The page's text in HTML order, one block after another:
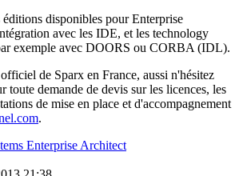
éditions disponibles pour Enterprise
avec les IDE, et les technology
exemple avec DOORS ou CORBA (IDL).
de Sparx en France, aussi n'hésitez
toute demande de devis sur les licences, les
de mise en place et d'accompagnement
.
Enterprise Architect